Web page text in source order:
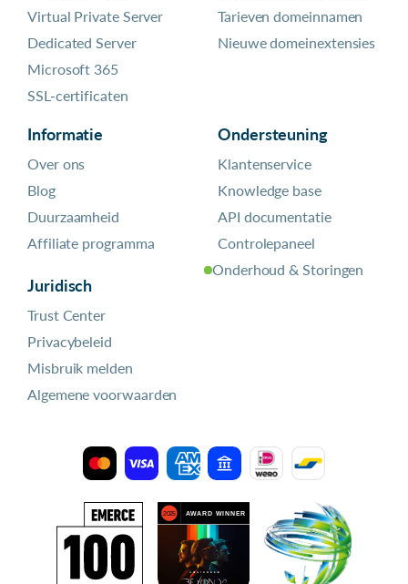
Virtual Private Server
Dedicated Server
Microsoft 365
SSL-certificaten
Tarieven domeinnamen
Nieuwe domeinextensies
Informatie
Over ons
Blog
Duurzaamheid
Affiliate programma
Juridisch
Trust Center
Privacybeleid
Misbruik melden
Algemene voorwaarden
Ondersteuning
Klantenservice
Knowledge base
API documentatie
Controlepaneel
Onderhoud & Storingen